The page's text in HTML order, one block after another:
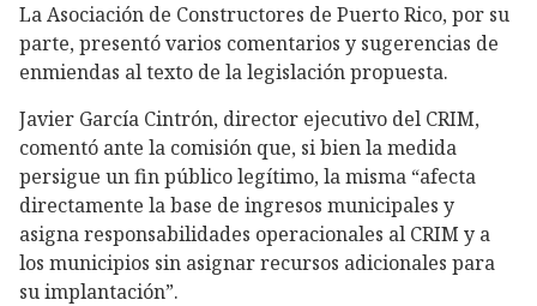
La Asociación de Constructores de Puerto Rico, por su
parte, presentó varios comentarios y sugerencias de
enmiendas al texto de la legislación propuesta.
Javier García Cintrón, director ejecutivo del CRIM,
comentó ante la comisión que, si bien la medida
persigue un fin público legítimo, la misma “afecta
directamente la base de ingresos municipales y
asigna responsabilidades operacionales al CRIM y a
los municipios sin asignar recursos adicionales para
su implantación”.